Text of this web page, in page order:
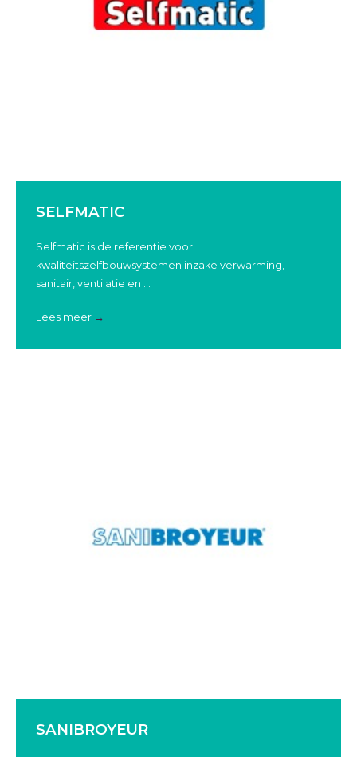
SELFMATIC
Selfmatic is de referentie voor
kwaliteitszelfbouwsystemen inzake verwarming,
sanitair, ventilatie en ...
Lees meer →
SANIBROYEUR